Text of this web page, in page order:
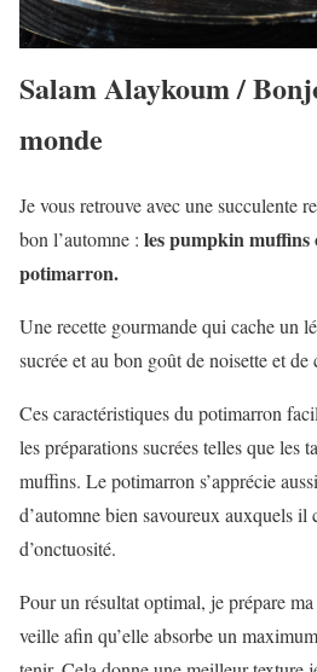
Salam Alaykoum /
monde
Je vous retrouve avec une succulente
bon l’automne : les pumpkin muffins
potimarron.
Une recette gourmande qui cache un
sucrée et au bon goût de noisette et de
Ces caractéristiques du potimarron
les préparations sucrées telles que les
muffins. Le potimarron s’apprécie
d’automne bien savoureux auxquels il
d’onctuosité.
Pour un résultat optimal, je prépare
veille afin qu’elle absorbe un